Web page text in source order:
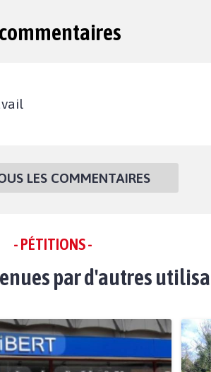
commentaires
LES COMMENTAIRES
- PÉTITIONS -
par d'autres